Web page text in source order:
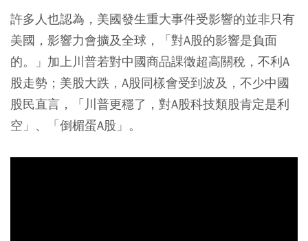
許多人也認為，美國發生重大事件受影響的並非只有
美國，影響力會擴及全球，「對A股的影響是負面
的。」加上川普若對中國商品課徵超高關稅，不利A
股走勢；美股大跌，A股同樣會受到波及，不少中國
股民直言，「川普更穩了，對A股科技類股肯定是利
空」、「倒楣蛋A股」。